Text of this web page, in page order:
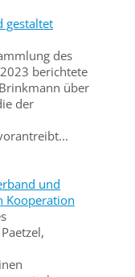
gestaltet
des
berichtete
über
der
und
Kooperation